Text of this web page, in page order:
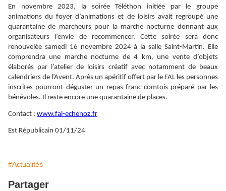
En novembre 2023, la soirée Téléthon initiée par le groupe
animations du foyer d’animations et de loisirs avait regroupé une
quarantaine de marcheurs pour la marche nocturne donnant aux
organisateurs l’envie de recommencer. Cette soirée sera donc
renouvelée samedi 16 novembre 2024 à la salle Saint-Martin. Elle
comprendra une marche nocturne de 4 km, une vente d’objets
élaborés par l’atelier de loisirs créatif avec notamment de beaux
calendriers de l’Avent. Après un apéritif offert par le FAL les personnes
inscrites pourront déguster un repas franc-comtois préparé par les
bénévoles. Il reste encore une quarantaine de places.
Contact : www.fal-echenoz.fr
Est Républicain 01/11/24
#Actualités
Partager